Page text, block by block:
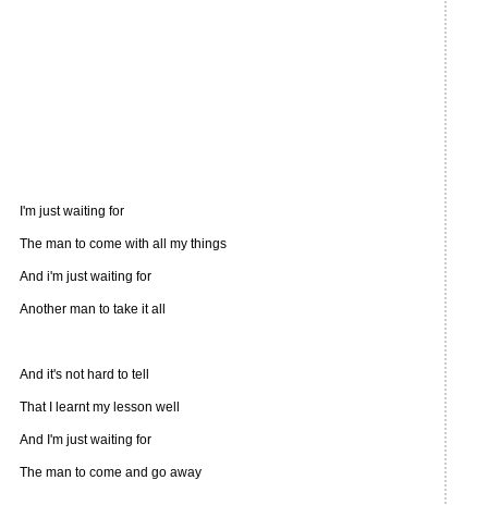
I'm just waiting for
The man to come with all my things
And i'm just waiting for
Another man to take it all
And it's not hard to tell
That I learnt my lesson well
And I'm just waiting for
The man to come and go away